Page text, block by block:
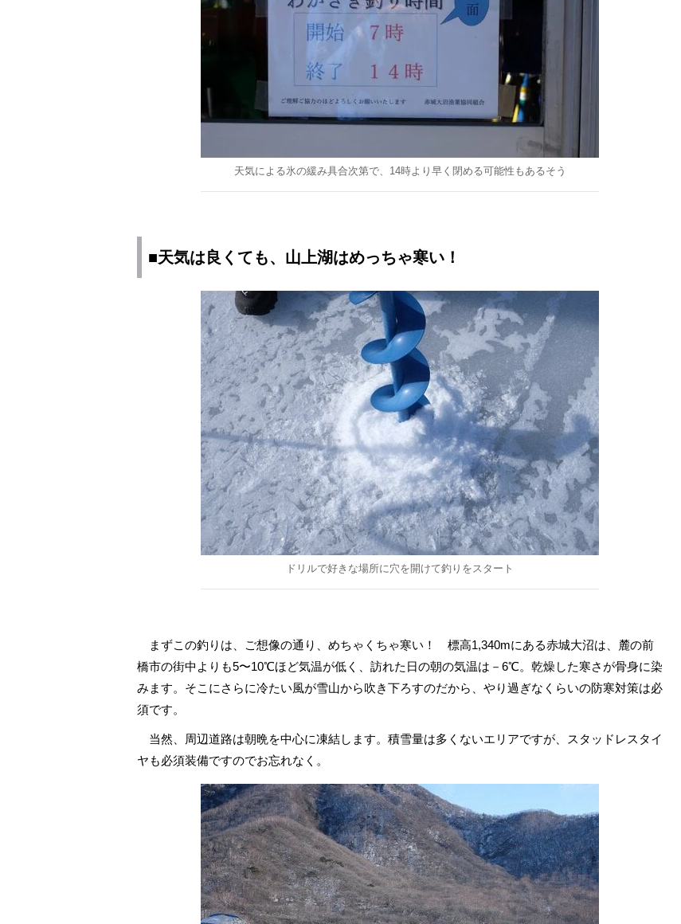
天気による氷の緩み具合次第で、14時より早く閉める可能性もあるそう
■天気は良くても、山上湖はめっちゃ寒い！
ドリルで好きな場所に穴を開けて釣りをスタート
まずこの釣りは、ご想像の通り、めちゃくちゃ寒い！ 標高1,340mにある赤城大沼は、麓の前
橋市の街中よりも5〜10℃ほど気温が低く、訪れた日の朝の気温は－6℃。乾燥した寒さが骨身に染
みます。そこにさらに冷たい風が雪山から吹き下ろすのだから、やり過ぎなくらいの防寒対策は必
須です。
当然、周辺道路は朝晩を中心に凍結します。積雪量は多くないエリアですが、スタッドレスタイ
ヤも必須装備ですのでお忘れなく。
AKB48さっほーの動画連
載「日本全国駅弁の旅」
日本で山登りはじめました シン・サウナ村建設記